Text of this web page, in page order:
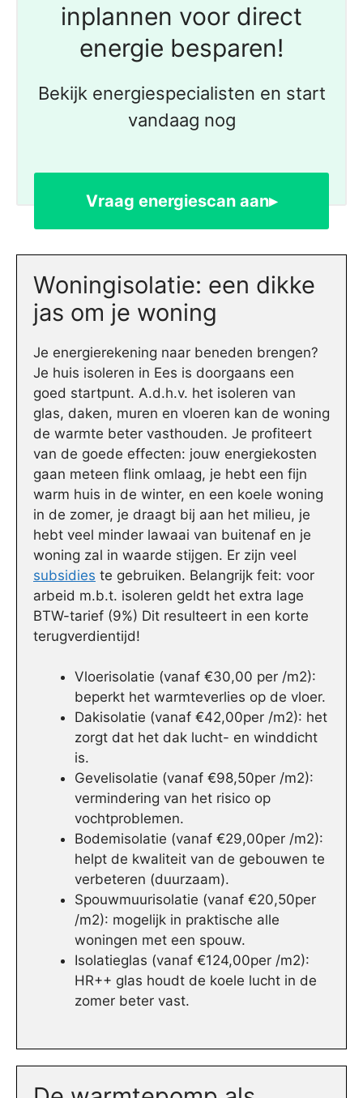
inplannen voor direct
energie besparen!
Bekijk energiespecialisten en start
vandaag nog
Vraag energiescan aan▸
Woningisolatie: een dikke
jas om je woning
Je energierekening naar beneden brengen?
Je huis isoleren in Ees is doorgaans een
goed startpunt. A.d.h.v. het isoleren van
glas, daken, muren en vloeren kan de woning
de warmte beter vasthouden. Je profiteert
van de goede effecten: jouw energiekosten
gaan meteen flink omlaag, je hebt een fijn
warm huis in de winter, en een koele woning
in de zomer, je draagt bij aan het milieu, je
hebt veel minder lawaai van buitenaf en je
woning zal in waarde stijgen. Er zijn veel
subsidies te gebruiken. Belangrijk feit: voor
arbeid m.b.t. isoleren geldt het extra lage
BTW-tarief (9%) Dit resulteert in een korte
terugverdientijd!
Vloerisolatie (vanaf €30,00 per /m2):
beperkt het warmteverlies op de vloer.
Dakisolatie (vanaf €42,00per /m2): het
zorgt dat het dak lucht- en winddicht
is.
Gevelisolatie (vanaf €98,50per /m2):
vermindering van het risico op
vochtproblemen.
Bodemisolatie (vanaf €29,00per /m2):
helpt de kwaliteit van de gebouwen te
verbeteren (duurzaam).
Spouwmuurisolatie (vanaf €20,50per
/m2): mogelijk in praktische alle
woningen met een spouw.
Isolatieglas (vanaf €124,00per /m2):
HR++ glas houdt de koele lucht in de
zomer beter vast.